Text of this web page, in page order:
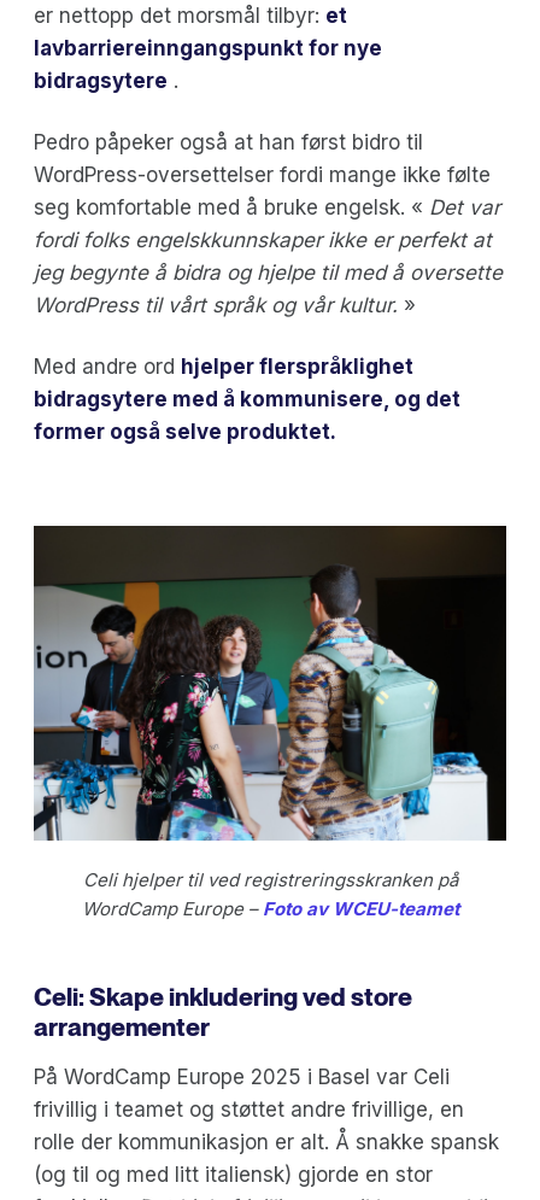
er nettopp det morsmål tilbyr: et
lavbarriereinngangspunkt for nye
bidragsytere .
Pedro påpeker også at han først bidro til
WordPress-oversettelser fordi mange ikke følte
seg komfortable med å bruke engelsk. « Det var
fordi folks engelskkunnskaper ikke er perfekt at
jeg begynte å bidra og hjelpe til med å oversette
WordPress til vårt språk og vår kultur. »
Med andre ord hjelper flerspråklighet
bidragsytere med å kommunisere, og det
former også selve produktet.
Celi hjelper til ved registreringsskranken på
WordCamp Europe – Foto av WCEU-teamet
Celi: Skape inkludering ved store
arrangementer
På WordCamp Europe 2025 i Basel var Celi
frivillig i teamet og støttet andre frivillige, en
rolle der kommunikasjon er alt. Å snakke spansk
(og til og med litt italiensk) gjorde en stor